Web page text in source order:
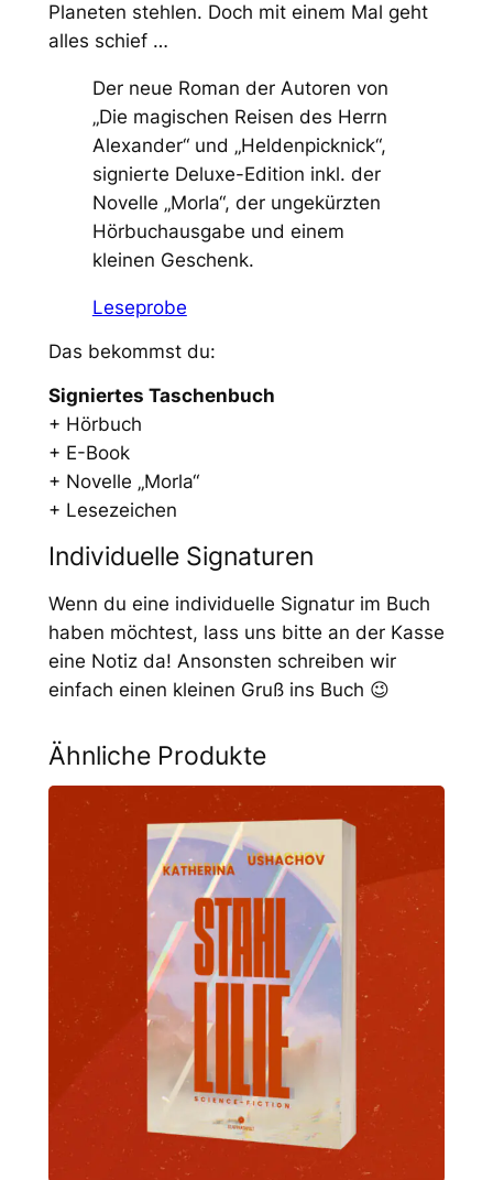
x
e
e
n
g
e
Planeten stehlen. Doch mit einem Mal geht
alles schief …
Der neue Roman der Autoren von
„Die magischen Reisen des Herrn
Alexander“ und „Heldenpicknick“,
signierte Deluxe-Edition inkl. der
Novelle „Morla“, der ungekürzten
Hörbuchausgabe und einem
kleinen Geschenk.
Leseprobe
Das bekommst du:
Signiertes Taschenbuch
+ Hörbuch
+ E-Book
+ Novelle „Morla“
+ Lesezeichen
Individuelle Signaturen
Wenn du eine individuelle Signatur im Buch
haben möchtest, lass uns bitte an der Kasse
eine Notiz da! Ansonsten schreiben wir
einfach einen kleinen Gruß ins Buch 😉
Ähnliche Produkte